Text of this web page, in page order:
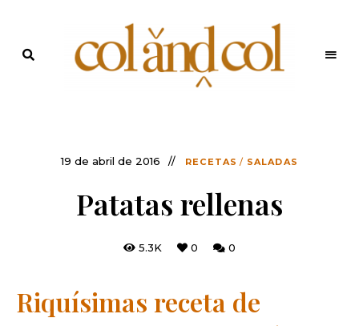
ColandCol
19 de abril de 2016 RECETAS / SALADAS
Patatas rellenas
5.3K 0 0
Riquísimas receta de